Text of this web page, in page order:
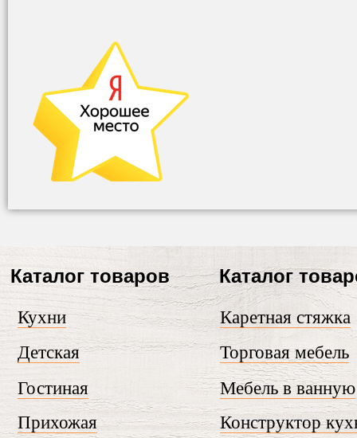
Кухни
Гостиная
Каталог товаров
Конструктор
Детская
Каталог
Прихожая
Торговая мебель
Каретная стяжка
Мебель в ванную